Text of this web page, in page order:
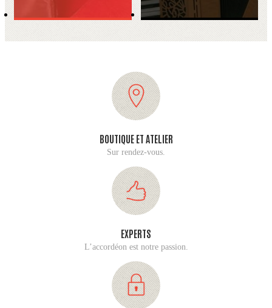
BOUTIQUE ET ATELIER
Sur rendez-vous.
EXPERTS
L’accordéon est notre passion.